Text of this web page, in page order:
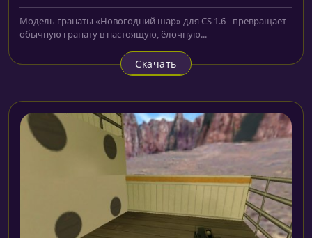
Модель гранаты «Новогодний шар» для CS 1.6 - превращает
обычную гранату в настоящую, ёлочную...
Скачать